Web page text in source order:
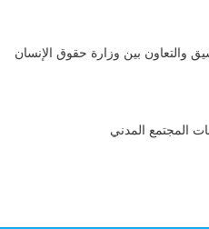
والتعاون بين وزارة حقوق الإنسان
المجتمع المدني